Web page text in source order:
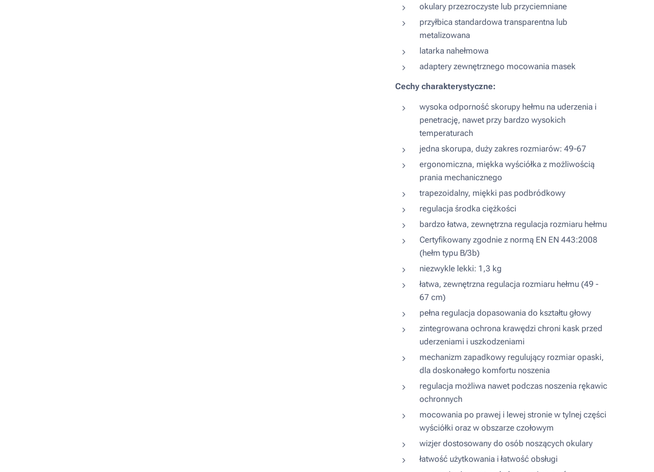
okulary przezroczyste lub przyciemniane
przyłbica standardowa transparentna lub
metalizowana
latarka nahełmowa
adaptery zewnętrznego mocowania masek
Cechy charakterystyczne:
wysoka odporność skorupy hełmu na uderzenia i
penetrację, nawet przy bardzo wysokich
temperaturach
jedna skorupa, duży zakres rozmiarów: 49-67
ergonomiczna, miękka wyściółka z możliwością
prania mechanicznego
trapezoidalny, miękki pas podbródkowy
regulacja środka ciężkości
bardzo łatwa, zewnętrzna regulacja rozmiaru hełmu
Certyfikowany zgodnie z normą EN EN 443:2008
(hełm typu B/3b)
niezwykle lekki: 1,3 kg
łatwa, zewnętrzna regulacja rozmiaru hełmu (49 -
67 cm)
pełna regulacja dopasowania do kształtu głowy
zintegrowana ochrona krawędzi chroni kask przed
uderzeniami i uszkodzeniami
mechanizm zapadkowy regulujący rozmiar opaski,
dla doskonałego komfortu noszenia
regulacja możliwa nawet podczas noszenia rękawic
ochronnych
mocowania po prawej i lewej stronie w tylnej części
wyściółki oraz w obszarze czołowym
wizjer dostosowany do osób noszących okulary
łatwość użytkowania i łatwość obsługi